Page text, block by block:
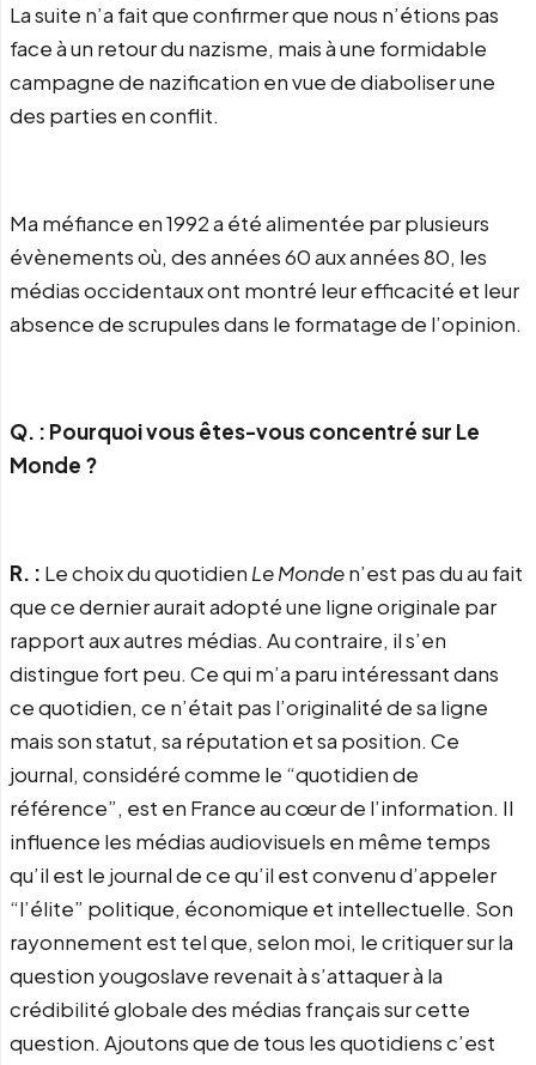
La suite n’a fait que confirmer que nous n’étions pas
face à un retour du nazisme, mais à une formidable
campagne de nazification en vue de diaboliser une
des parties en conflit.
Ma méfiance en 1992 a été alimentée par plusieurs
évènements où, des années 60 aux années 80, les
médias occidentaux ont montré leur efficacité et leur
absence de scrupules dans le formatage de l’opinion.
Q. : Pourquoi vous êtes-vous concentré sur Le
Monde ?
R. : Le choix du quotidien Le Monden’est pas du au fait
que ce dernier aurait adopté une ligne originale par
rapport aux autres médias. Au contraire, il s’en
distingue fort peu. Ce qui m’a paru intéressant dans
ce quotidien, ce n’était pas l’originalité de sa ligne
mais son statut, sa réputation et sa position. Ce
journal, considéré comme le “quotidien de
référence”, est en France au cœur de l’information. Il
influence les médias audiovisuels en même temps
qu’il est le journal de ce qu’il est convenu d’appeler
“l’élite” politique, économique et intellectuelle. Son
rayonnement est tel que, selon moi, le critiquer sur la
question yougoslave revenait à s’attaquer à la
crédibilité globale des médias français sur cette
question. Ajoutons que de tous les quotidiens c’est